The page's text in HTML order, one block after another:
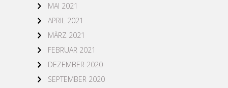
MAI 2021
APRIL 2021
MÄRZ 2021
FEBRUAR 2021
DEZEMBER 2020
SEPTEMBER 2020